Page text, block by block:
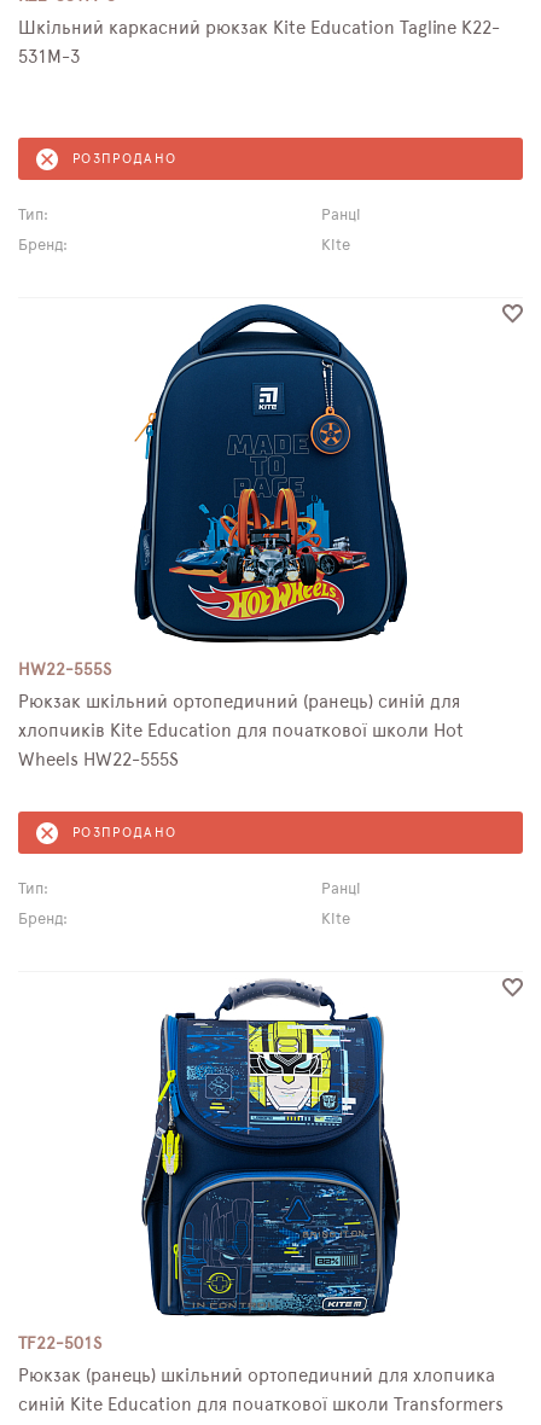
Шкільний каркасний рюкзак Kite Education Tagline K22-
531M-3
РОЗПРОДАНО
Тип:
Ранці
Бренд:
Kite
HW22-555S
Рюкзак шкільний ортопедичний (ранець) синій для
хлопчиків Kite Education для початкової школи Hot
Wheels HW22-555S
РОЗПРОДАНО
Тип:
Ранці
Бренд:
Kite
TF22-501S
Рюкзак (ранець) шкільний ортопедичний для хлопчика
синій Kite Education для початкової школи Transformers